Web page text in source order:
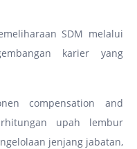
SDM melalui
karier yang
compensation and
upah lembur
jenjang jabatan,